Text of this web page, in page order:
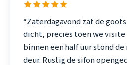
“Zaterdagavond zat de
dicht, precies toen we visite
binnen een half uur stond
deur. Rustig de sifon